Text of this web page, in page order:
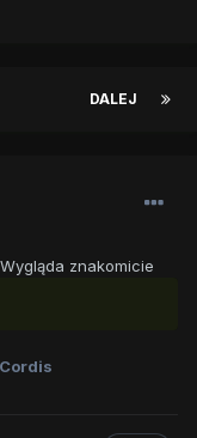
DALEJ
znakomicie